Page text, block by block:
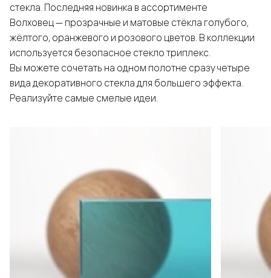
стекла. Последняя новинка в ассортименте
Волховец — прозрачные и матовые стёкла голубого,
жёлтого, оранжевого и розового цветов. В коллекции
используется безопасное стекло триплекс.
Вы можете сочетать на одном полотне сразу четыре
вида декоративного стекла для большего эффекта.
Реализуйте самые смелые идеи.